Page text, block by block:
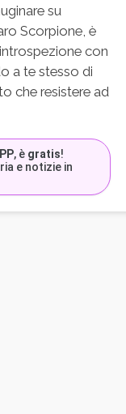
su
Scorpione, è
con
a te stesso di
che resistere ad
, è gratis!
e notizie in